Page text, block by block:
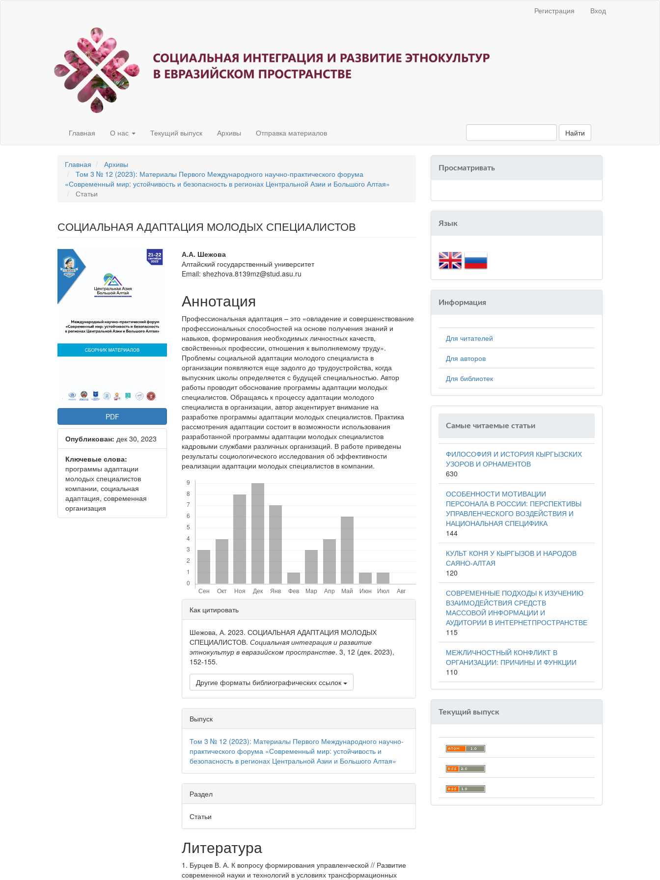
Регистрация Вход
Главная О нас Текущий выпуск Архивы Отправка материалов Найти
Главная
Архивы
Том 3 № 12 (2023): Материалы Первого Международного научно-практического форума
«Современный мир: устойчивость и безопасность в регионах Центральной Азии и Большого Алтая»
Статьи
СОЦИАЛЬНАЯ АДАПТАЦИЯ МОЛОДЫХ СПЕЦИАЛИСТОВ
Статья
боковой
панели
PDF
Опубликован: дек 30, 2023
Ключевые слова:
программы адаптации
молодых специалистов
компании, социальная
адаптация, современная
организация
Основное
содержание
А.А. Шежова
Алтайский государственный университет
Email: shezhova.8139mz@stud.asu.ru
Аннотация
Профессиональная адаптация – это «овладение и совершенствование
профессиональных способностей на основе получения знаний и
навыков, формирования необходимых личностных качеств,
свойственных профессии, отношения к выполняемому труду».
Проблемы социальной адаптации молодого специалиста в
организации появляются еще задолго до трудоустройства, когда
выпускник школы определяется с будущей специальностью. Автор
работы проводит обоснование программы адаптации молодых
специалистов. Обращаясь к процессу адаптации молодого
специалиста в организации, автор акцентирует внимание на
разработке программы адаптации молодых специалистов. Практика
рассмотрения адаптации состоит в возможности использования
разработанной программы адаптации молодых специалистов
кадровыми службами различных организаций. В работе приведены
результаты социологического исследования об эффективности
реализации адаптации молодых специалистов в компании.
Детали
статьи
Как цитировать
Шежова, А. 2023. СОЦИАЛЬНАЯ АДАПТАЦИЯ МОЛОДЫХ
СПЕЦИАЛИСТОВ.Социальная интеграция и развитие
этнокультур в евразийском пространстве. 3, 12 (дек. 2023),
152-155.
Другие форматы библиографических ссылок
Выпуск
Том 3 № 12 (2023): Материалы Первого Международного научно-
практического форума «Современный мир: устойчивость и
безопасность в регионах Центральной Азии и Большого Алтая»
Раздел
Статьи
Литература
1. Бурцев В. А. К вопросу формирования управленческой // Развитие
современной науки и технологий в условиях трансформационных
Просматривать
Язык
Информация
Для читателей
Для авторов
Для библиотек
Самые читаемые статьи
ФИЛОСОФИЯ И ИСТОРИЯ КЫРГЫЗСКИХ
УЗОРОВ И ОРНАМЕНТОВ
630
ОСОБЕННОСТИ МОТИВАЦИИ
ПЕРСОНАЛА В РОССИИ: ПЕРСПЕКТИВЫ
УПРАВЛЕНЧЕСКОГО ВОЗДЕЙСТВИЯ И
НАЦИОНАЛЬНАЯ СПЕЦИФИКА
144
КУЛЬТ КОНЯ У КЫРГЫЗОВ И НАРОДОВ
САЯНО-АЛТАЯ
120
СОВРЕМЕННЫЕ ПОДХОДЫ К ИЗУЧЕНИЮ
ВЗАИМОДЕЙСТВИЯ СРЕДСТВ
МАССОВОЙ ИНФОРМАЦИИ И
АУДИТОРИИ В ИНТЕРНЕТПРОСТРАНСТВЕ
115
МЕЖЛИЧНОСТНЫЙ КОНФЛИКТ В
ОРГАНИЗАЦИИ: ПРИЧИНЫ И ФУНКЦИИ
110
Текущий выпуск